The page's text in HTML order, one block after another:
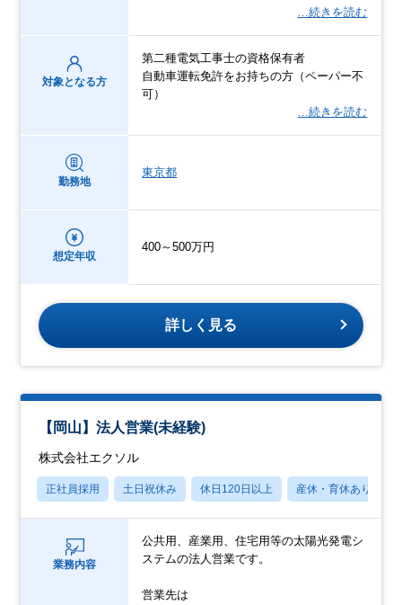
…続きを読む
対象となる方
第二種電気工事士の資格保有者
自動車運転免許をお持ちの方（ペーパー不
可）
…続きを読む
勤務地
東京都
想定年収
400～500万円
詳しく見る
【岡山】法人営業(未経験)
株式会社エクソル
正社員採用 土日祝休み 休日120日以上 産休・育休あり
業務内容
公共用、産業用、住宅用等の太陽光発電シ
ステムの法人営業です。
営業先は